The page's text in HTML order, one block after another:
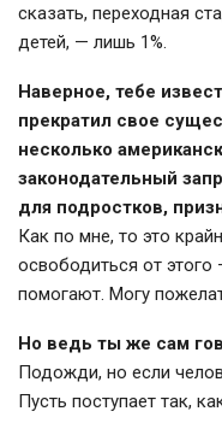
сказать, переходная
детей, — лишь 1%.
Наверное, тебе
прекратил свое
несколько
законодательный
для подростков,
Как по мне, то это
освободиться от
помогают. Могу
Но ведь ты же сам
Подожди, но если
Пусть поступает так,